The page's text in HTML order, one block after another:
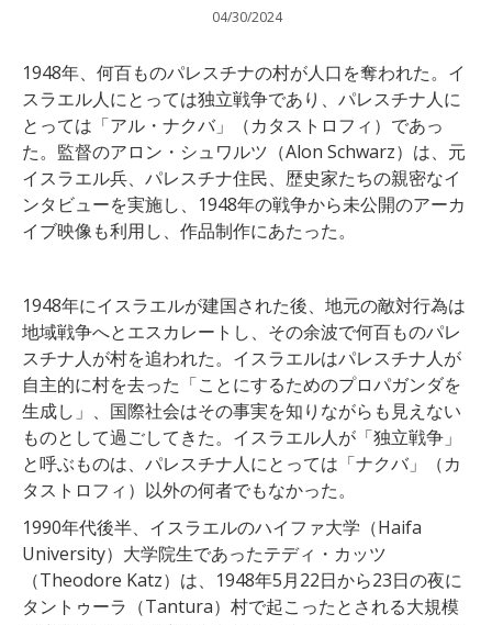
04/30/2024
1948年、何百ものパレスチナの村が人口を奪われた。イ
スラエル人にとっては独立戦争であり、パレスチナ人に
とっては「アル・ナクバ」（カタストロフィ）であっ
た。監督のアロン・シュワルツ（Alon Schwarz）は、元
イスラエル兵、パレスチナ住民、歴史家たちの親密なイ
ンタビューを実施し、1948年の戦争から未公開のアーカ
イブ映像も利用し、作品制作にあたった。
1948年にイスラエルが建国された後、地元の敵対行為は
地域戦争へとエスカレートし、その余波で何百ものパレ
スチナ人が村を追われた。イスラエルはパレスチナ人が
自主的に村を去った「ことにするためのプロパガンダを
生成し」、国際社会はその事実を知りながらも見えない
ものとして過ごしてきた。イスラエル人が「独立戦争」
と呼ぶものは、パレスチナ人にとっては「ナクバ」（カ
タストロフィ）以外の何者でもなかった。
1990年代後半、イスラエルのハイファ大学（Haifa
University）大学院生であったテディ・カッツ
（Theodore Katz）は、1948年5月22日から23日の夜に
タントゥーラ（Tantura）村で起こったとされる大規模